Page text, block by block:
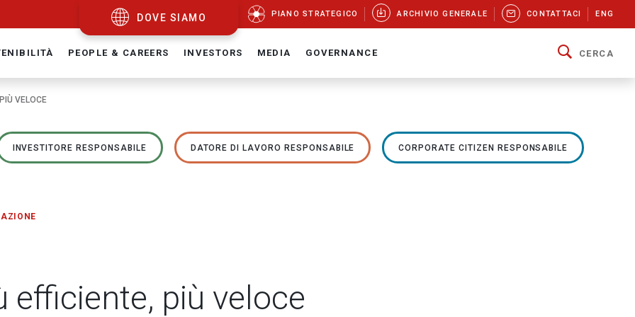
DOVE SIAMO PIANO STRATEGICO ARCHIVIO GENERALE CONTATTACI ENG
PEOPLE & CAREERS INVESTORS MEDIA GOVERNANCE CERCA
VELOCE
INVESTITORE RESPONSABILE DATORE DI LAVORO RESPONSABILE CORPORATE CITIZEN RESPONSABILE
efficiente, più veloce